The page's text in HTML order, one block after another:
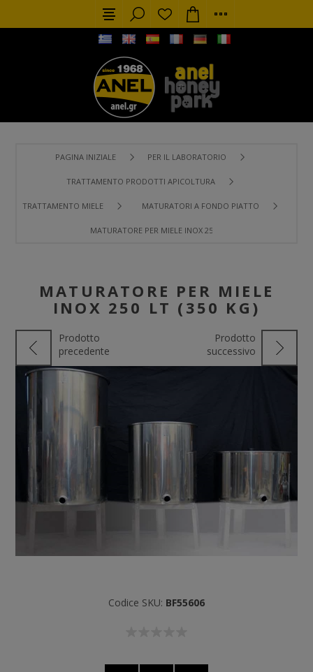
PAGINA INIZIALE PER IL LABORATORIO
TRATTAMENTO PRODOTTI APICOLTURA
TRATTAMENTO MIELE MATURATORI A FONDO PIATTO
MATURATORE PER MIELE INOX 250 LT (350 KG)
MATURATORE PER MIELE
INOX 250 LT (350 KG)
Prodotto
precedente
Prodotto
successivo
Codice SKU: BF55606